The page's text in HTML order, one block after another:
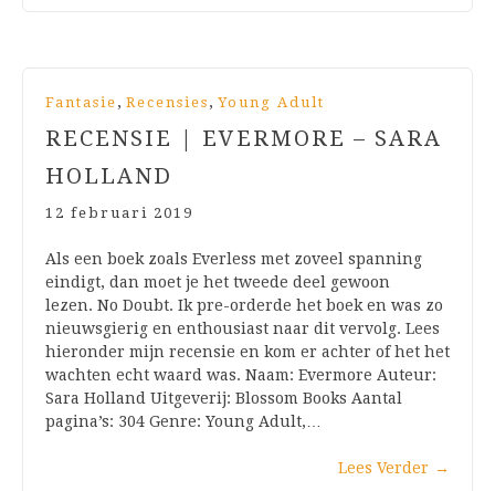
Fantasie , Recensies , Young Adult
RECENSIE | EVERMORE – SARA
HOLLAND
12 februari 2019
Als een boek zoals Everless met zoveel spanning
eindigt, dan moet je het tweede deel gewoon
lezen. No Doubt. Ik pre-orderde het boek en was zo
nieuwsgierig en enthousiast naar dit vervolg. Lees
hieronder mijn recensie en kom er achter of het het
wachten echt waard was. Naam: Evermore Auteur:
Sara Holland Uitgeverij: Blossom Books Aantal
pagina’s: 304 Genre: Young Adult,…
Lees Verder →